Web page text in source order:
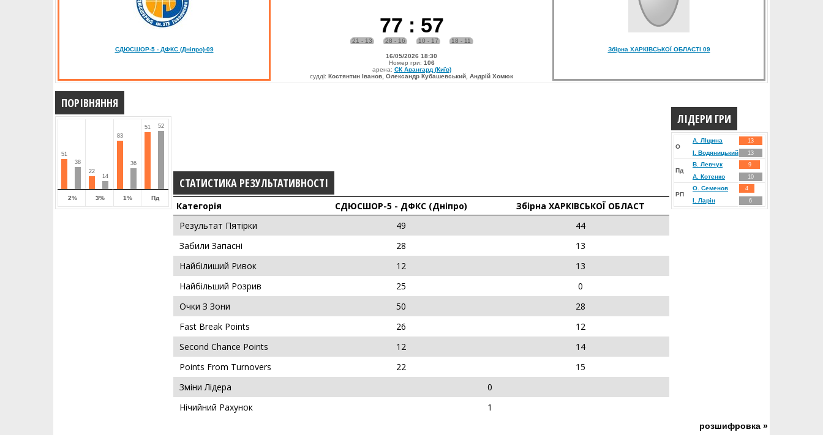
СДЮСШОР-5 - ДФКС (Дніпро)-09
77 : 57
21 - 13 28 - 16 10 - 17 18 - 11
16/05/2026 18:30
Номер гри: 106
арена: СК Авангард (Київ)
судді: Костянтин Іванов, Олександр Кубашевський, Андрій Хомюк
Збірна ХАРКІВСЬКОЇ ОБЛАСТІ 09
ПОРІВНЯННЯ
51
38
2%
22
14
3%
83
36
1%
51 52
Пд
СТАТИСТИКА РЕЗУЛЬТАТИВНОСТІ
Категорія СДЮСШОР-5 - ДФКС (Дніпро)
Збірна ХАРКІВСЬКОЇ ОБЛАСТ
Результат Пятірки
49
44
Забили Запасні
28
13
Найбілиший Ривок
12
13
Найбільший Розрив
25
0
Очки З Зони
50
28
Fast Break Points
26
12
Second Chance Points
12
14
Points From Turnovers
22
15
Зміни Лідера
0
Нічийний Рахунок
1
ЛІДЕРИ ГРИ
О
А. ЛIщина 13
І. Водяницький 13
Пд
В. Левчук 9
А. Котенко 10
РП
О. Семенов 4
І. Ларін 6
розшифровка »